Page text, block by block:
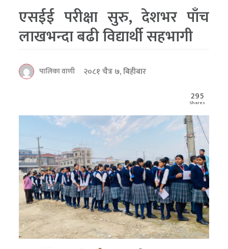
एसईई परीक्षा सुरु, देशभर पाँच
लाखभन्दा बढी विद्यार्थी सहभागी
पालिका वाणी
२०८१ चैत्र ७, बिहीबार
295
Shares